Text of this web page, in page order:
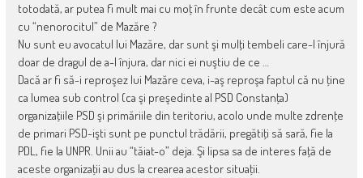
totodată, ar putea fi mult mai cu moţ în frunte decât cum este acum
cu “nenorocitul” de Mazăre ?
Nu sunt eu avocatul lui Mazăre, dar sunt şi mulţi tembeli care-l înjură
doar de dragul de a-l înjura, dar nici ei nuştiu de ce …
Dacă ar fi să-i reproşez lui Mazăre ceva, i-aş reproşa faptul că nu ţine
ca lumea sub control (ca şi preşedinte al PSD Constanţa)
organizaţiile PSD şi primăriile din teritoriu, acolo unde multe zdrenţe
de primari PSD-işti sunt pe punctul trădării, pregătiţi să sară, fie la
PDL, fie la UNPR. Unii au “tăiat-o” deja. Şi lipsa sa de interes faţă de
aceste organizaţii au dus la crearea acestor situaţii.